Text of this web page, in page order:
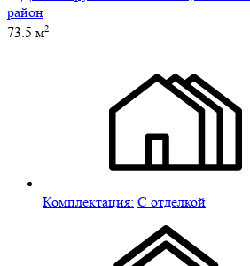
73.5 м2
Комплектация: С отделкой